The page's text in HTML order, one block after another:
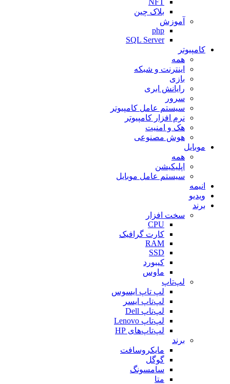
NFT
بلاک چین
آموزش
php
SQL Server
کامپیوتر
همه
اینترنت و شبکه
بازی
رایانش ابری
سرور
سیستم عامل کامپیوتر
نرم افزار کامپیوتر
هک و امنیت
هوش مصنوعی
موبایل
همه
اپلیکیشن
سیستم عامل موبایل
انیمه
ویدیو
برند
سخت افزار
CPU
کارت گرافیک
RAM
SSD
کیبورد
ماوس
لپ‌تاپ
لپ تاپ ایسوس
لپ‌تاپ ایسر
لپ‌تاپ Dell
لپ‌تاپ Lenovo
لپ‌تاپ‌های HP
برند
مایکروسافت
گوگل
سامسونگ
متا